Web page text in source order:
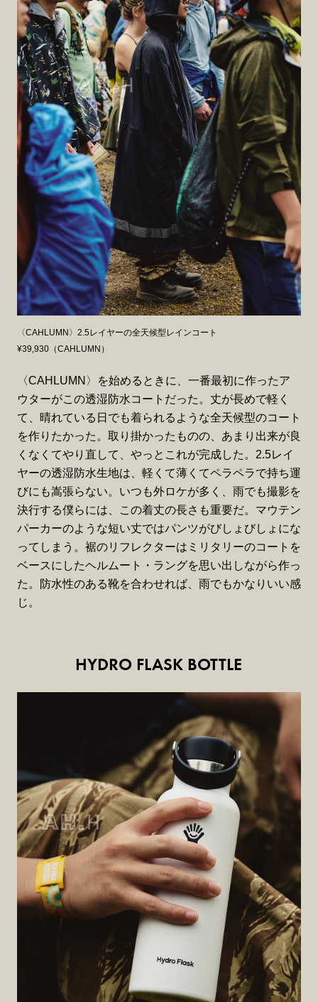
〈CAHLUMN〉2.5レイヤーの全天候型レインコート
¥39,930（CAHLUMN）
〈CAHLUMN〉を始めるときに、一番最初に作ったア
ウターがこの透湿防水コートだった。丈が長めで軽く
て、晴れている日でも着られるような全天候型のコート
を作りたかった。取り掛かったものの、あまり出来が良
くなくてやり直して、やっとこれが完成した。2.5レイ
ヤーの透湿防水生地は、軽くて薄くてペラペラで持ち運
びにも嵩張らない。いつも外ロケが多く、雨でも撮影を
決行する僕らには、この着丈の長さも重要だ。マウテン
パーカーのような短い丈ではパンツがびしょびしょにな
ってしまう。裾のリフレクターはミリタリーのコートを
ベースにしたヘルムート・ラングを思い出しながら作っ
た。防水性のある靴を合わせれば、雨でもかなりいい感
じ。
HYDRO FLASK BOTTLE